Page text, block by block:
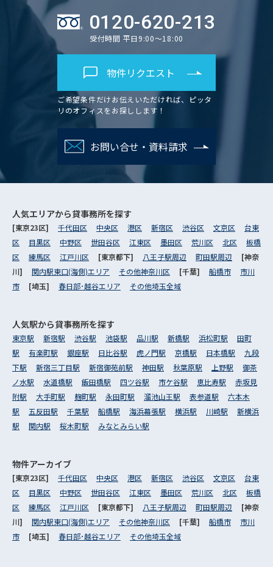
0120-620-213
受付時間 平日9:00～18:00
物件リクエスト
ご希望条件だけお伝えいただければ、ピッタ
リのオフィスをお探しします！
お問い合せ・資料請求
人気エリアから貸事務所を探す
[東京23区] 千代田区 中央区 港区 新宿区 渋谷区 文京区
台東
区
目黒区 中野区 世田谷区 江東区 墨田区 荒川区 北区
板橋
区
練馬区 江戸川区 [東京都下] 八王子駅周辺 町田駅周辺
[神奈
川] 関内駅東口(海側)エリア その他神奈川区 [千葉] 船橋市
市川
市
[埼玉] 春日部･越谷エリア その他埼玉全域
人気駅から貸事務所を探す
東京駅 新宿駅 渋谷駅 池袋駅 品川駅 新橋駅 浜松町駅
田町
駅
有楽町駅 銀座駅 日比谷駅 虎ノ門駅 京橋駅 日本橋駅
九段
下駅
新宿三丁目駅 新宿御苑前駅 神田駅 秋葉原駅 上野駅
御茶
ノ水駅
水道橋駅 飯田橋駅 四ツ谷駅 市ケ谷駅 恵比寿駅
赤坂見
附駅
大手町駅 麹町駅 永田町駅 溜池山王駅 表参道駅
六本木
駅
五反田駅 千葉駅 船橋駅 海浜幕張駅 横浜駅 川崎駅
新横浜
駅
関内駅 桜木町駅 みなとみらい駅
物件アーカイブ
[東京23区] 千代田区 中央区 港区 新宿区 渋谷区 文京区
台東
区
目黒区 中野区 世田谷区 江東区 墨田区 荒川区 北区
板橋
区
練馬区 江戸川区 [東京都下] 八王子駅周辺 町田駅周辺
[神奈
川] 関内駅東口(海側)エリア その他神奈川区 [千葉] 船橋市
市川
市
[埼玉] 春日部･越谷エリア その他埼玉全域